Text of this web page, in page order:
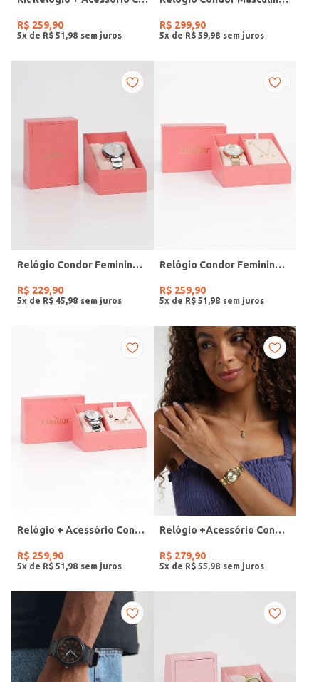
R$ 259,90
5x de R$ 51 98
R$ 299,90
5x de R$ 59 98
Relógio Condor Feminino PRATA
R$ 229,90
5x de R$ 45 98
Relógio Condor Feminino DOURADO
R$ 259,90
5x de R$ 51 98
Relógio + Acessório Condor Feminino PRATA
R$ 259,90
5x de R$ 51 98
Relógio +Acessório Condor Feminino DOURADO
R$ 279,90
5x de R$ 55 98